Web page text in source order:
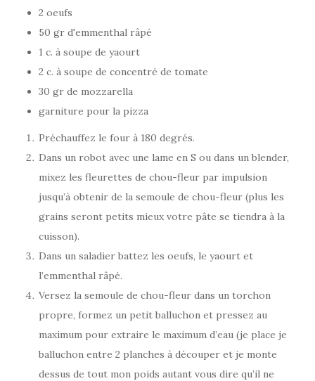
2 oeufs
50 gr d'emmenthal râpé
1 c. à soupe de yaourt
2 c. à soupe de concentré de tomate
30 gr de mozzarella
garniture pour la pizza
Préchauffez le four à 180 degrés.
Dans un robot avec une lame en S ou dans un blender,
mixez les fleurettes de chou-fleur par impulsion
jusqu’à obtenir de la semoule de chou-fleur (plus les
grains seront petits mieux votre pâte se tiendra à la
cuisson).
Dans un saladier battez les oeufs, le yaourt et
l’emmenthal râpé.
Versez la semoule de chou-fleur dans un torchon
propre, formez un petit balluchon et pressez au
maximum pour extraire le maximum d’eau (je place je
balluchon entre 2 planches à découper et je monte
dessus de tout mon poids autant vous dire qu’il ne